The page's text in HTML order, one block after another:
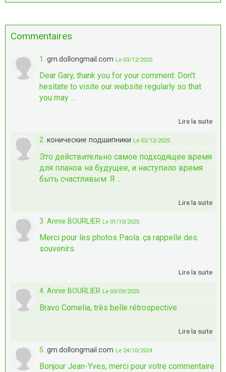
Commentaires
1. gm.dollongmail.com Le 03/12/2025
Dear Gary, thank you for your comment. Don't
hesitate to visite our website regularly so that
you may ...
Lire la suite
2. конические подшипники Le 02/12/2025
Это действительно самое подходящее время
для планов на будущее, и наступило время
быть счастливым. Я ...
Lire la suite
3. Annie BOURLIER Le 01/10/2025
Merci pour les photos Paola. ça rappelle des
souvenirs.
Lire la suite
4. Annie BOURLIER Le 03/09/2025
Bravo Cornelia, très belle rétrospective.
Lire la suite
5. gm.dollongmail.com Le 24/10/2024
Bonjour Jean-Yves, merci pour votre commentaire